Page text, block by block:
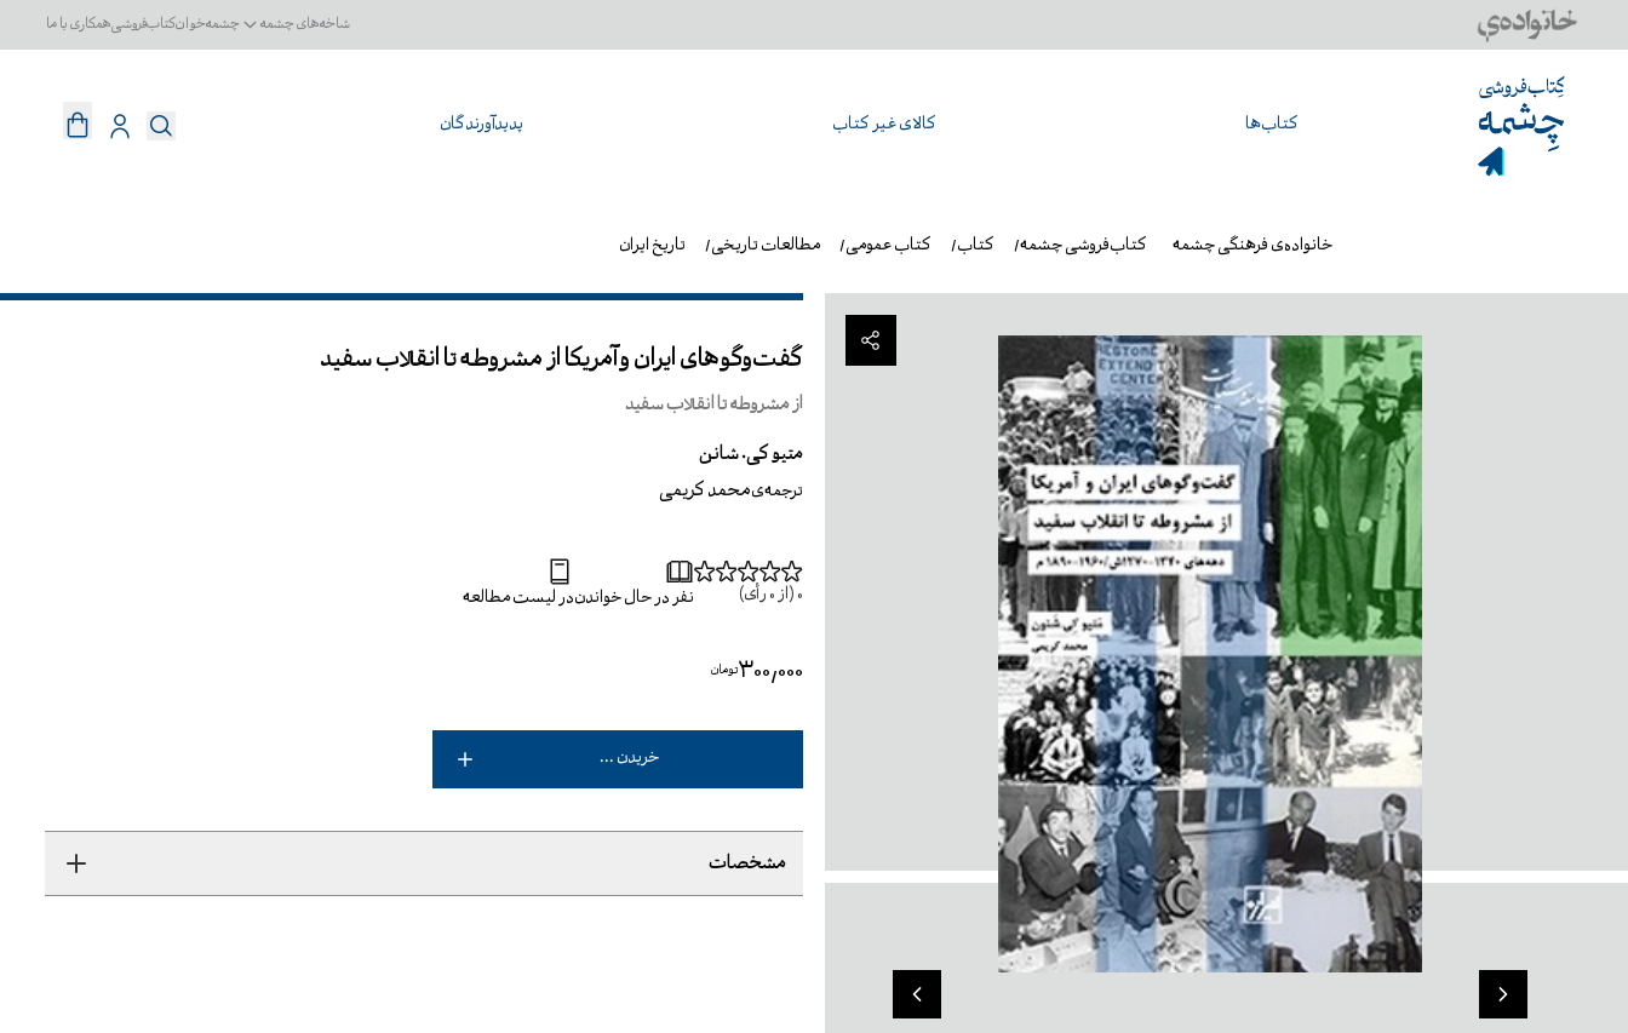
شاخه‌های چشمه چشمه‌خوانکتاب‌فروشیهمکاری با ما
کتاب‌ها کالای غیر کتاب پدیدآورندگان
تاریخ ایران مطالعات تاریخی کتاب عمومی کتاب کتاب‌فروشی چشمه خانواده‌ی فرهنگی چشمه
گفت‌وگوهای ایران و آمریکا از مشروطه تا انقلاب سفید
از مشروطه تا انقلاب سفید
متیو کی. شانن
ترجمه‌یمحمد کریمی
0 (از 0 رأی) نفر در حال خواندندر لیست مطالعه
۳۰۰٬۰۰۰تومان
خریدن ...
مشخصات